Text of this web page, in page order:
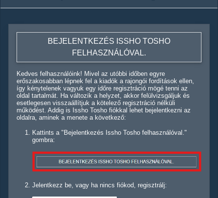
BEJELENTKEZÉS ISSHO TOSHO
FELHASZNÁLÓVAL.
Kedves felhasználóink! Mivel az utóbbi időben egyre
erőszakosabban lépnek fel a kiadók a rajongói fordítások ellen,
így kénytelenek vagyuk egy időre regisztráció mögé tenni az
oldal tartalmát. Ha változik a helyzet, akkor felülvizsgáljuk és
esetlegesen visszaállítjuk a kötelező regisztráció nélküli
működést. Addig is Issho Tosho fiókkal lehet bejelentkezni az
oldalra, aminek a menete a következő:
Kattints a "Bejelentkezés Issho Tosho felhasználóval."
gombra:
Jelentkezz be, vagy ha nincs fiókod, regisztrálj: